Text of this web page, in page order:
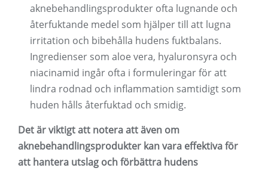
aknebehandlingsprodukter ofta lugnande och
återfuktande medel som hjälper till att lugna
irritation och bibehålla hudens fuktbalans.
Ingredienser som aloe vera, hyaluronsyra och
niacinamid ingår ofta i formuleringar för att
lindra rodnad och inflammation samtidigt som
huden hålls återfuktad och smidig.
Det är viktigt att notera att även om
aknebehandlingsprodukter kan vara effektiva för
att hantera utslag och förbättra hudens